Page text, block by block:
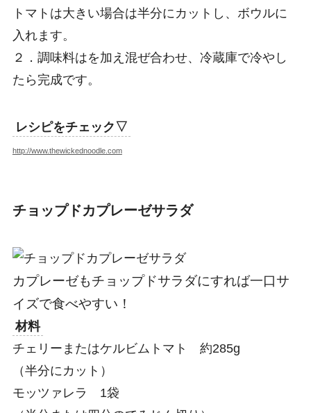
トマトは大きい場合は半分にカットし、ボウルに
入れます。
２．調味料はを加え混ぜ合わせ、冷蔵庫で冷やし
たら完成です。
レシピをチェック▽
http://www.thewickednoodle.com
チョップドカプレーゼサラダ
カプレーゼもチョップドサラダにすれば一口サ
イズで食べやすい！
材料
チェリーまたはケルビムトマト 約285g
（半分にカット）
モッツァレラ 1袋